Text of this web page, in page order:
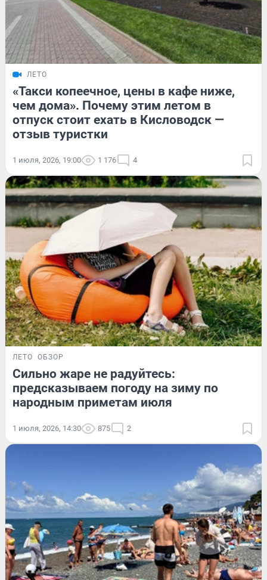
ЛЕТО
«Такси копеечное, цены в кафе ниже,
чем дома». Почему этим летом в
отпуск стоит ехать в Кисловодск —
отзыв туристки
1 июля, 2026, 19:00 1 176 4
ЛЕТО ОБЗОР
Сильно жаре не радуйтесь:
предсказываем погоду на зиму по
народным приметам июля
1 июля, 2026, 14:30 875 2